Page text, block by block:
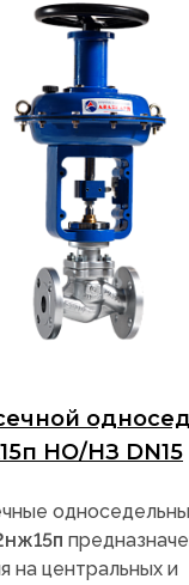
НО/НЗ DN15
на центральных и